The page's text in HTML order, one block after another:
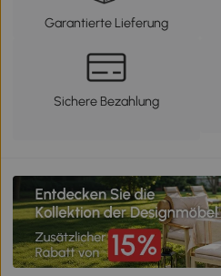
Garantierte Lieferung
Sichere Bezahlung